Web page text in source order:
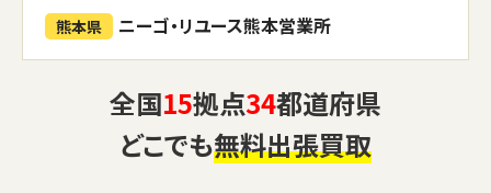
熊本県 ニーゴ・リユース熊本営業所
全国15拠点34都道府県
どこでも無料出張買取